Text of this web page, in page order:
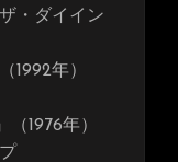
・ダイイン
1992年）
1976年）